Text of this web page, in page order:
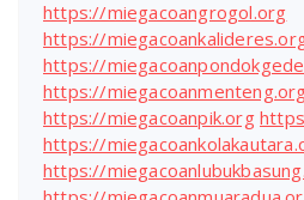
https://miegacoangrogol.org
https://
https://
https://
https://miegacoanpik.org
https://
https://